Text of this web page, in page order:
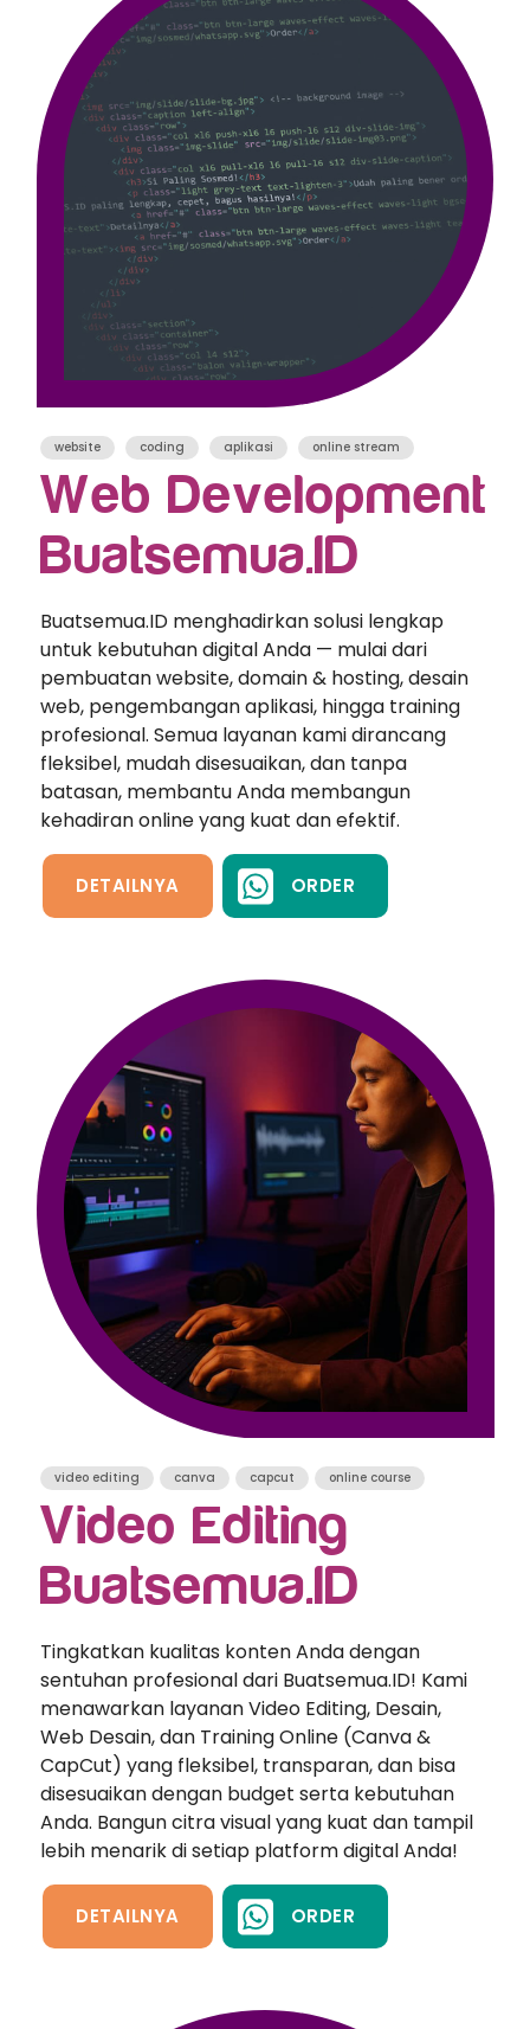
website coding aplikasi online stream
Web Development
Buatsemua.ID
Buatsemua.ID menghadirkan solusi lengkap
untuk kebutuhan digital Anda — mulai dari
pembuatan website, domain & hosting, desain
web, pengembangan aplikasi, hingga training
profesional. Semua layanan kami dirancang
fleksibel, mudah disesuaikan, dan tanpa
batasan, membantu Anda membangun
kehadiran online yang kuat dan efektif.
DETAILNYA ORDER
video editing canva capcut online course
Video Editing
Buatsemua.ID
Tingkatkan kualitas konten Anda dengan
sentuhan profesional dari Buatsemua.ID! Kami
menawarkan layanan Video Editing, Desain,
Web Desain, dan Training Online (Canva &
CapCut) yang fleksibel, transparan, dan bisa
disesuaikan dengan budget serta kebutuhan
Anda. Bangun citra visual yang kuat dan tampil
lebih menarik di setiap platform digital Anda!
DETAILNYA ORDER